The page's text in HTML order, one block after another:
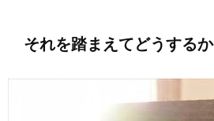
それを踏まえてどうするか